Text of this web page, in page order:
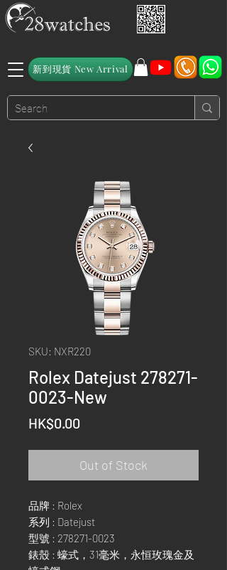
新到現貨 New Arrival
SKU: NXR220
Rolex Datejust 278271-
0023-New
HK$0.00
Out of Stock
品牌 : Rolex
系列 : Datejust
型號 : 278271-0023
錶殼 : 蠔式，31毫米，永恒玫瑰金及